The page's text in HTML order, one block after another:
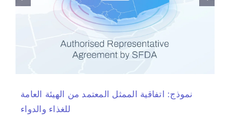
نموذج: اتفاقية الممثل المعتمد من الهيئة العامة
للغذاء والدواء